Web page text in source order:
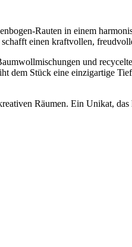
Rauten in einem
einen kraftvollen,
und
dem Stück eine einzigartige
Räumen. Ein Unikat,